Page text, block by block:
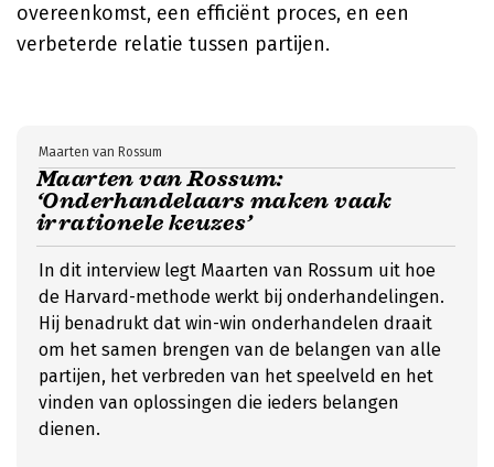
overeenkomst, een efficiënt proces, en een
verbeterde relatie tussen partijen.
Maarten van Rossum:
‘Onderhandelaars maken vaak
irrationele keuzes’
Maarten van Rossum
In dit interview legt Maarten van Rossum uit hoe
de Harvard-methode werkt bij onderhandelingen.
Hij benadrukt dat win-win onderhandelen draait
om het samen brengen van de belangen van alle
partijen, het verbreden van het speelveld en het
vinden van oplossingen die ieders belangen
dienen.